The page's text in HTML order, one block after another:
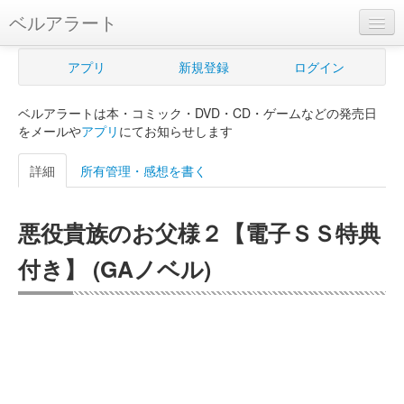
ベルアラート
ベルアラートとは
新規登録
ログイン
購入管理
Myシェルフ
アプリ 新規登録 ログイン
ベルアラートは本・コミック・DVD・CD・ゲームなどの発売日
をメールやアプリ にてお知らせします
詳細 所有管理・感想を書く
悪役貴族のお父様２【電子ＳＳ特典
付き】 (GAノベル)